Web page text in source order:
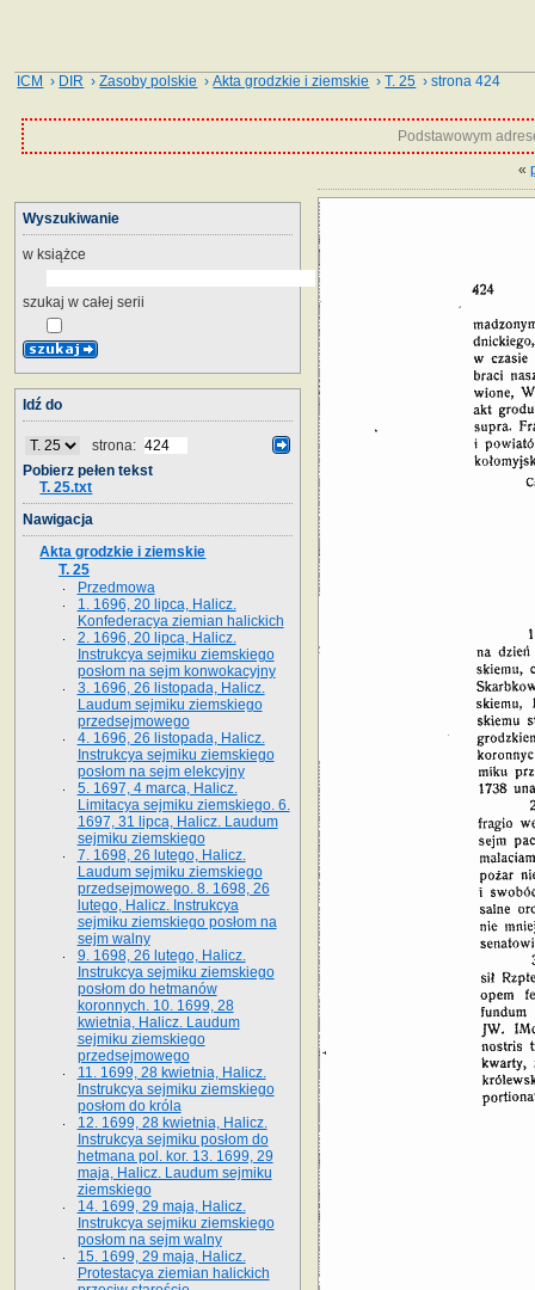
ICM › DIR ›Zasoby polskie ›Akta grodzkie i ziemskie ›T. 25 › strona 424
Podstawowym
«
Wyszukiwanie
w książce
szukaj w całej serii
Idź do
strona:
Pobierz pełen tekst
T. 25.txt
Nawigacja
Akta grodzkie i ziemskie
T. 25
Przedmowa
1. 1696, 20 lipca, Halicz.
Konfederacya ziemian halickich
2. 1696, 20 lipca, Halicz.
Instrukcya sejmiku ziemskiego
posłom na sejm konwokacyjny
3. 1696, 26 listopada, Halicz.
Laudum sejmiku ziemskiego
przedsejmowego
4. 1696, 26 listopada, Halicz.
Instrukcya sejmiku ziemskiego
posłom na sejm elekcyjny
5. 1697, 4 marca, Halicz.
Limitacya sejmiku ziemskiego. 6.
1697, 31 lipca, Halicz. Laudum
sejmiku ziemskiego
7. 1698, 26 lutego, Halicz.
Laudum sejmiku ziemskiego
przedsejmowego. 8. 1698, 26
lutego, Halicz. Instrukcya
sejmiku ziemskiego posłom na
sejm walny
9. 1698, 26 lutego, Halicz.
Instrukcya sejmiku ziemskiego
posłom do hetmanów
koronnych. 10. 1699, 28
kwietnia, Halicz. Laudum
sejmiku ziemskiego
przedsejmowego
11. 1699, 28 kwietnia, Halicz.
Instrukcya sejmiku ziemskiego
posłom do króla
12. 1699, 28 kwietnia, Halicz.
Instrukcya sejmiku posłom do
hetmana pol. kor. 13. 1699, 29
maja, Halicz. Laudum sejmiku
ziemskiego
14. 1699, 29 maja, Halicz.
Instrukcya sejmiku ziemskiego
posłom na sejm walny
15. 1699, 29 maja, Halicz.
Protestacya ziemian halickich